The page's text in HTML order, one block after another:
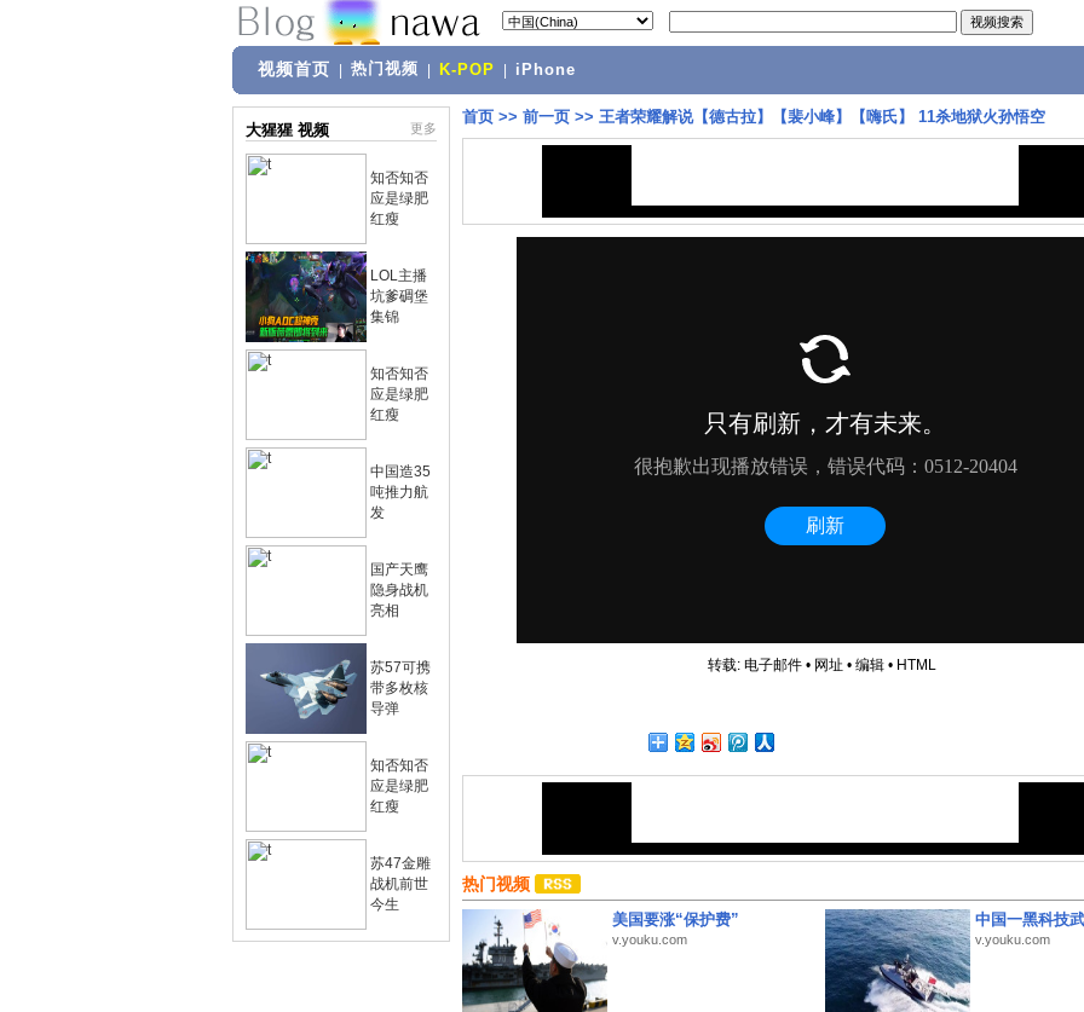
视频首页 热门视频 K-POP iPhone
大猩猩 视频 更多
知否知否
应是绿肥
红瘦
LOL主播
坑爹碉堡
集锦
知否知否
应是绿肥
红瘦
中国造35
吨推力航
发
国产天鹰
隐身战机
亮相
苏57可携
带多枚核
导弹
知否知否
应是绿肥
红瘦
苏47金雕
战机前世
今生
首页 >> 前一页 >> 王者荣耀解说【德古拉】【裴小峰】【嗨氏】 11杀地狱火孙悟空
转载: 电子邮件• 网址 • 编辑• HTML
热门视频
美国要涨“保护费”
v.youku.com
中国一黑科技
v.youku.com